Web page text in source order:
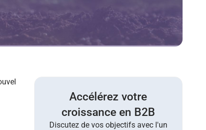
Accélérez votre
croissance en B2B
Discutez de vos objectifs avec l'un